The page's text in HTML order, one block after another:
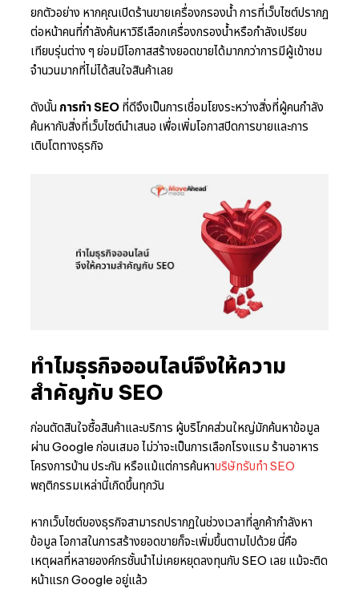
ยกตัวอย่าง หากคุณเปิดร้านขายเครื่องกรองน้ำ การที่เว็บไซต์ปรากฏ
ต่อหน้าคนที่กำลังค้นหาวิธีเลือกเครื่องกรองน้ำหรือกำลังเปรียบ
เทียบรุ่นต่าง ๆ ย่อมมีโอกาสสร้างยอดขายได้มากกว่าการมีผู้เข้าชม
จำนวนมากที่ไม่ได้สนใจสินค้าเลย
ดังนั้น การทำ SEO ที่ดีจึงเป็นการเชื่อมโยงระหว่างสิ่งที่ผู้คนกำลัง
ค้นหากับสิ่งที่เว็บไซต์นำเสนอ เพื่อเพิ่มโอกาสปิดการขายและการ
เติบโตทางธุรกิจ
ทำไมธุรกิจออนไลน์จึงให้ความ
สำคัญกับ SEO
ก่อนตัดสินใจซื้อสินค้าและบริการ ผู้บริโภคส่วนใหญ่มักค้นหาข้อมูล
ผ่าน Google ก่อนเสมอ ไม่ว่าจะเป็นการเลือกโรงแรม ร้านอาหาร
โครงการบ้าน ประกัน หรือแม้แต่การค้นหาบริษัทรับทำ SEO
พฤติกรรมเหล่านี้เกิดขึ้นทุกวัน
หากเว็บไซต์ของธุรกิจสามารถปรากฏในช่วงเวลาที่ลูกค้ากำลังหา
ข้อมูล โอกาสในการสร้างยอดขายก็จะเพิ่มขึ้นตามไปด้วย นี่คือ
เหตุผลที่หลายองค์กรชั้นนำไม่เคยหยุดลงทุนกับ SEO เลย แม้จะติด
หน้าแรก Google อยู่แล้ว